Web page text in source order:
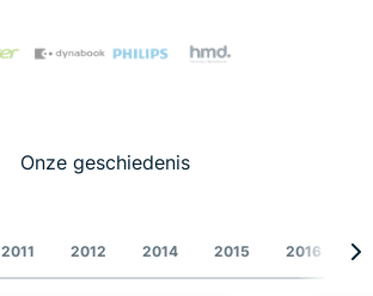
Onze geschiedenis
2011 2012 2014 2015 2016